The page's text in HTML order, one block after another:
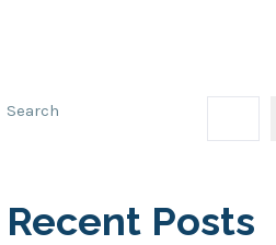
Search
Recent Posts